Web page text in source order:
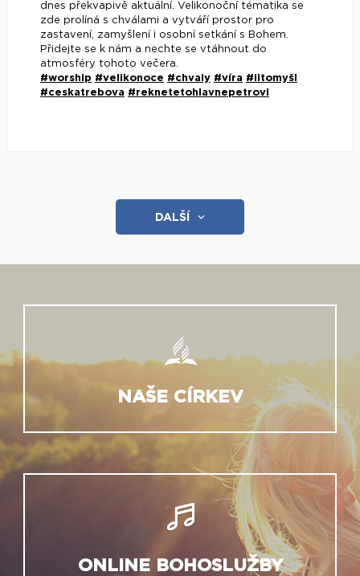
dnes překvapivě aktuální. Velikonoční tématika se
zde prolíná s chválami a vytváří prostor pro
zastavení, zamyšlení i osobní setkání s Bohem.
Přidejte se k nám a nechte se vtáhnout do
atmosféry tohoto večera.
#worship #velikonoce #chvaly #víra #litomyšl
#ceskatrebova #reknetetohlavnepetrovi
DALŠÍ
NAŠE CÍRKEV
ONLINE BOHOSLUŽBY